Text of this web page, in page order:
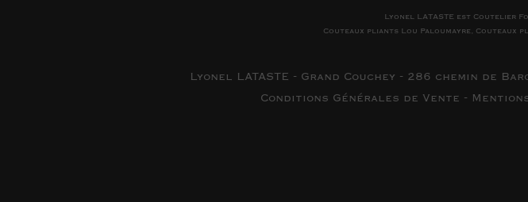
Lyonel LATASTE est Coutelier
Couteaux pliants Lou Paloumayre, Couteaux
Lyonel LATASTE - Grand Couchey - 286 chemin de
Conditions Générales de Vente -